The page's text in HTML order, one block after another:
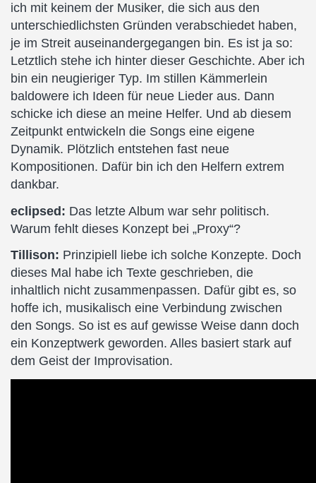
ich mit keinem der Musiker, die sich aus den
unterschiedlichsten Gründen verabschiedet haben,
je im Streit auseinandergegangen bin. Es ist ja so:
Letztlich stehe ich hinter dieser Geschichte. Aber ich
bin ein neugieriger Typ. Im stillen Kämmerlein
baldowere ich Ideen für neue Lieder aus. Dann
schicke ich diese an meine Helfer. Und ab diesem
Zeitpunkt entwickeln die Songs eine eigene
Dynamik. Plötzlich entstehen fast neue
Kompositionen. Dafür bin ich den Helfern extrem
dankbar.
eclipsed: Das letzte Album war sehr politisch.
Warum fehlt dieses Konzept bei „Proxy“?
Tillison: Prinzipiell liebe ich solche Konzepte. Doch
dieses Mal habe ich Texte geschrieben, die
inhaltlich nicht zusammenpassen. Dafür gibt es, so
hoffe ich, musikalisch eine Verbindung zwischen
den Songs. So ist es auf gewisse Weise dann doch
ein Konzeptwerk geworden. Alles basiert stark auf
dem Geist der Improvisation.